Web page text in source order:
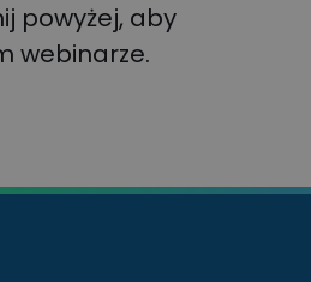
powyżej, aby
webinarze.